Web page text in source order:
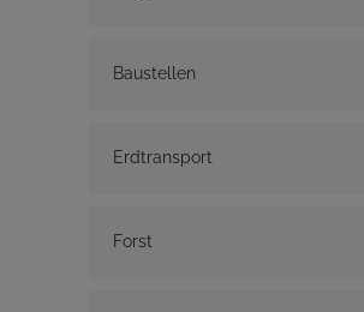
Baustellen
Erdtransport
Forst